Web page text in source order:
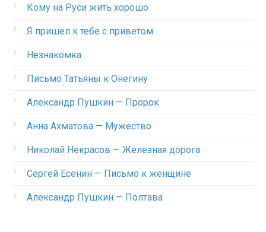
Кому на Руси жить хорошо
Я пришел к тебе с приветом
Незнакомка
Письмо Татьяны к Онегину
Александр Пушкин — Пророк
Анна Ахматова — Мужество
Николай Некрасов — Железная дорога
Сергей Есенин — Письмо к женщине
Александр Пушкин — Полтава